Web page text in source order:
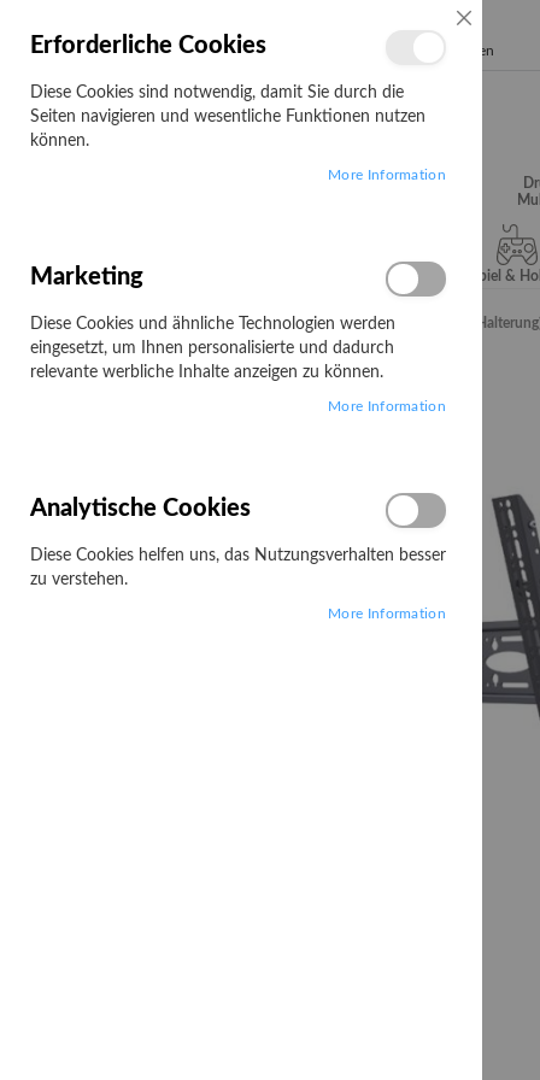
Campus
Server & Storage Spiel &
Startseite B-TECH BT9910 - Befestigungskit (schwenkbare
Zum
Erforderliche Cookies
Diese Cookies sind notwendig, damit Sie durch die
Seiten navigieren und wesentliche Funktionen nutzen
können.
More Information
Marketing
Diese Cookies und ähnliche Technologien werden
eingesetzt, um Ihnen personalisierte und dadurch
relevante werbliche Inhalte anzeigen zu können.
More Information
Analytische Cookies
Diese Cookies helfen uns, das Nutzungsverhalten besser
zu verstehen.
More Information